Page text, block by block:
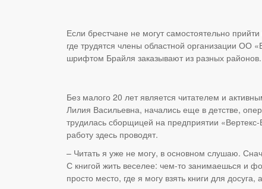
Если брестчане не могут самостоятельно
где трудятся члены областной организации ОО
шрифтом Брайля заказывают из разных
Без малого 20 лет является читателем и
Лилия Васильевна, начались еще в детстве,
трудилась сборщицей на предприятии
работу здесь проводят.
– Читать я уже не могу, в основном слушаю.
С книгой жить веселее: чем-то занимаешься и
просто место, где я могу взять книги для